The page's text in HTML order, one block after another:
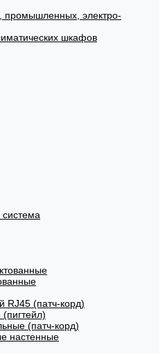
промышленных, электро-
шкафов
система
(патч-корд)
(патч-корд)
настенные